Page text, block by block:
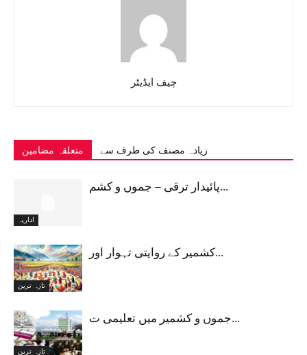
چیف ایڈیٹر
متعلقہ مضامین زیادہ مصنف کی طرف سے
اداریہ
پائیدار ترقی – جموں و کشم...
تازہ ترین
کشمیر کے روایتی تہوار اور...
تازہ ترین
جموں و کشمیر میں تعلیمی ت...